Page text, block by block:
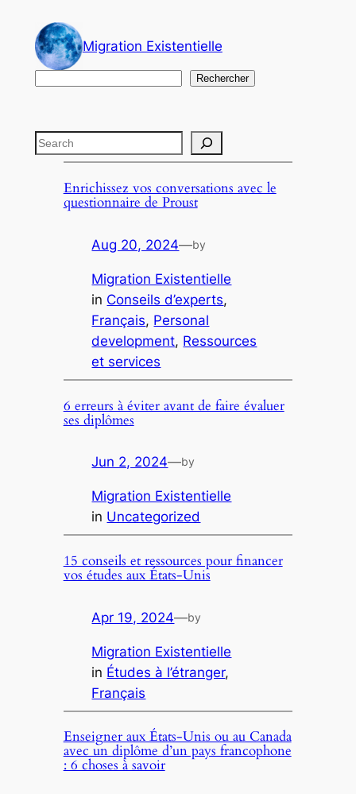
content
Migration Existentielle
Rechercher
Search
Enrichissez vos conversations avec le
questionnaire de Proust
Aug 20, 2024—by
Migration Existentielle
in Conseils d’experts
Français, Personal
development, Ressources
et services
6 erreurs à éviter avant de faire évaluer
ses diplômes
Jun 2, 2024—by
Migration Existentielle
in Uncategorized
15 conseils et ressources pour financer
vos études aux États-Unis
Apr 19, 2024—by
Migration Existentielle
in Études à l’étranger
Français
Enseigner aux États-Unis ou au Canada
avec un diplôme d’un pays francophone
: 6 choses à savoir